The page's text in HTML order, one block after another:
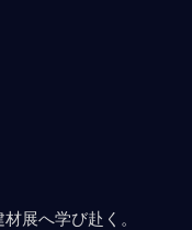
展へ学び赴く。